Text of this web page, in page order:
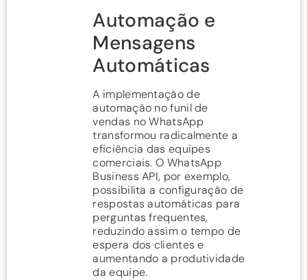
Automação e
Mensagens
Automáticas
A implementação de
automação no funil de
vendas no WhatsApp
transformou radicalmente a
eficiência das equipes
comerciais. O WhatsApp
Business API, por exemplo,
possibilita a configuração de
respostas automáticas para
perguntas frequentes,
reduzindo assim o tempo de
espera dos clientes e
aumentando a produtividade
da equipe.